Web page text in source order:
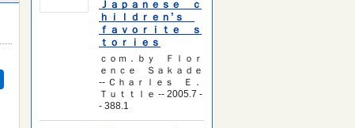
Ｊａｐａｎｅｓｅ ｃ
ｈｉｌｄｒｅｎ’ｓ
ｆａｖｏｒｉｔｅ ｓ
ｔｏｒｉｅｓ
ｃｏｍ．ｂｙ Ｆｌｏｒ
ｅｎｃｅ Ｓａｋａｄｅ
-- Ｃｈａｒｌｅｓ Ｅ．
Ｔｕｔｔｌｅ -- 2005.7 -
- 388.1